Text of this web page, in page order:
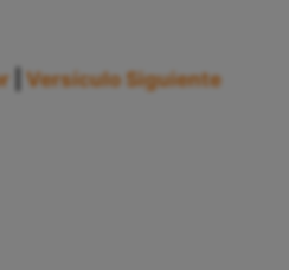
Versículo Siguiente